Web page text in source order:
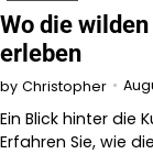
Wo die
erleben
by Christopher
Ein Blick hinter die
Erfahren Sie, wie